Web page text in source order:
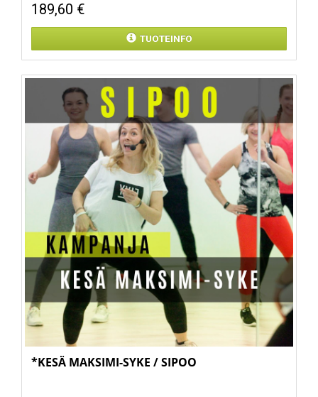
189,60 €
TUOTEINFO
*KESÄ MAKSIMI-SYKE / SIPOO